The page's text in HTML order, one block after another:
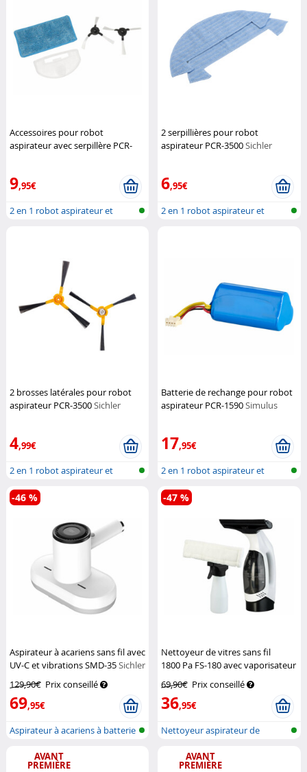
Accessoires pour robot
aspirateur avec serpillère PCR-
9,95€
2 en 1 robot aspirateur et
2 serpillières pour robot
aspirateur PCR-3500Sichler
6,95€
2 en 1 robot aspirateur et
2 brosses latérales pour robot
aspirateur PCR-3500Sichler
4,99€
2 en 1 robot aspirateur et
nettoyeu...
Batterie de rechange pour robot
aspirateur PCR-1590Simulus
17,95€
2 en 1 robot aspirateur et
nettoyeu...
Aspirateur à acariens sans fil avec
UV-C et vibrations SMD-35Sichler
129,90€ Prix conseillé
69,95€
-46 %
Aspirateur à acariens à batterie
Nettoyeur de vitres sans fil
1800 Pa FS-180 avec vaporisateur
Sichler Haushaltsgeräte
69,90€ Prix conseillé
36,95€
-47 %
Nettoyeur aspirateur de
AVANT
PREMIÈRE
AVANT
PREMIÈRE